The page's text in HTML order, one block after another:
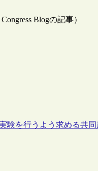
Blogの記事）
験を行うよう求める共